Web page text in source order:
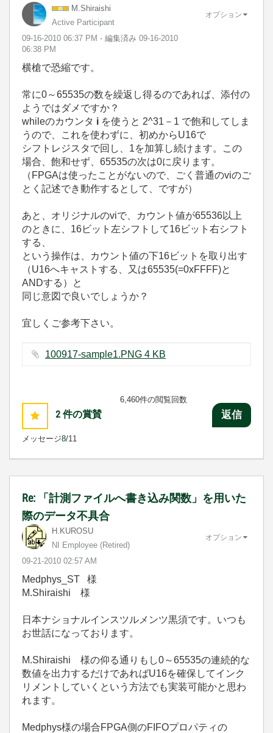
M.Shiraishi
Active Participant
‎09-16-2010 06:37 PM - 編集済み ‎09-16-2010
06:38 PM
オプション
横槍で恐縮です。
常に0～65535の数を繰返し得るのであれば、添付の
ようではダメですか？
whileのカウンタ i を使うと 2^31－1 で飽和してしま
うので、これを使わずに、初めからU16で
シフトレジスタで回し、1を加算し続けます。この
場合、飽和せず、65535の次は0に戻ります。
（FPGAは使ったことがないので、ごく普通のviのご
とく記述でき動作するとして、ですが）
あと、オリジナルのviで、カウント値が65536以上
のときに、16ビット左シフトして16ビット右シフト
する、
という操作は、カウント値の下16ビットを取り出す
（U16へキャストする、又は65535(=0xFFFF)と
ANDする）と
同じ意図で良いでしょうか？
宜しくご参考下さい。
100917-sample1.PNG ‏4 KB
2 件の賞賛
メッセージ8/11
6,460件の閲覧回数
返信
Re: 「計測ファイルへ書き込み関数」を用いた
際のデータ不具合
H.KUROSU
NI Employee (retired)
‎09-21-2010 02:57 AM
オプション
Medphys_ST 様
M.Shiraishi 様
日本ナショナルインスツルメンツ黒須です。いつも
お世話になっております。
M.Shiraishi 様の仰る通りもし0～65535の連続的な
数値を出力するだけであればU16を確保してインク
リメントしていくという方法でも実装可能かと思わ
れます。
Medphys様の場合FPGA側のFIFOプロパティの